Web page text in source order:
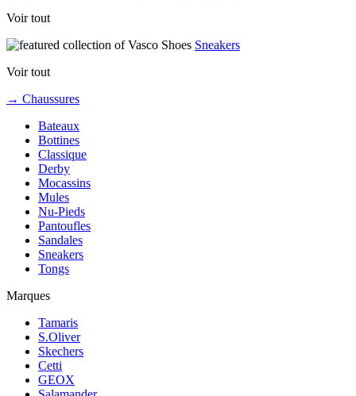
Voir tout
Sneakers
Voir tout
→ Chaussures
Bateaux
Bottines
Classique
Derby
Mocassins
Mules
Nu-Pieds
Pantoufles
Sandales
Sneakers
Tongs
Marques
Tamaris
S.Oliver
Skechers
Cetti
GEOX